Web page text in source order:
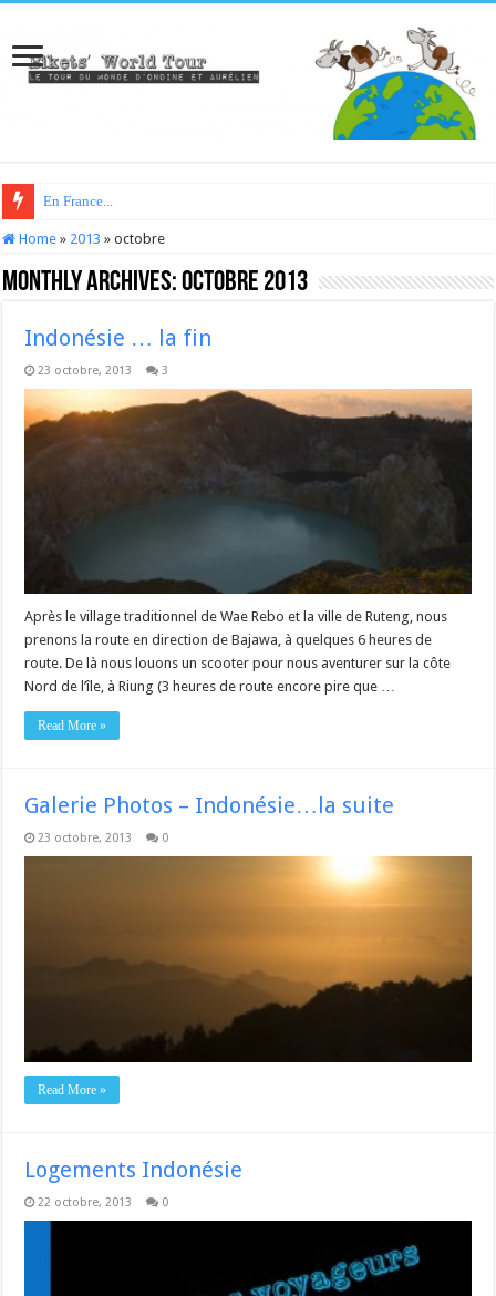
En France...
Home » 2013 » octobre
Monthly Archives:octobre 2013
Indonésie … la fin
23 octobre, 2013 3
Après le village traditionnel de Wae Rebo et la ville de Ruteng, nous
prenons la route en direction de Bajawa, à quelques 6 heures de
route. De là nous louons un scooter pour nous aventurer sur la côte
Nord de l’île, à Riung (3 heures de route encore pire que …
Read More »
Galerie Photos – Indonésie…la suite
23 octobre, 2013 0
Read More »
Logements Indonésie
22 octobre, 2013 0